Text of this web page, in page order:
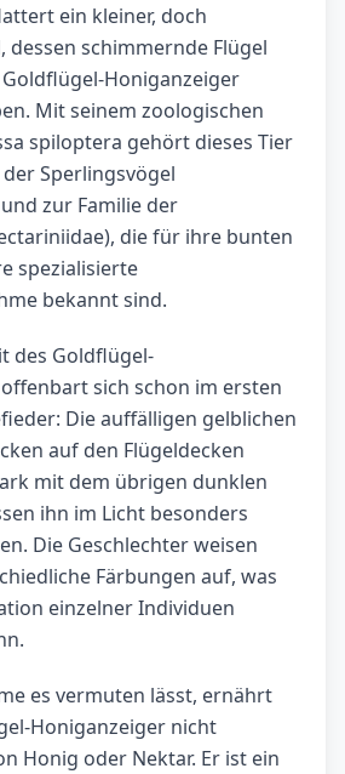
ein kleiner, doch
dessen schimmernde Flügel
Honiganzeiger
Mit seinem zoologischen
spiloptera gehört dieses Tier
Sperlingsvögel
zur Familie der
die für ihre bunten
spezialisierte
bekannt sind.
des Goldflügel-
sich schon im ersten
Die auffälligen gelblichen
auf den Flügeldecken
mit dem übrigen dunklen
ihn im Licht besonders
Die Geschlechter weisen
Färbungen auf, was
einzelner Individuen
es vermuten lässt, ernährt
Honiganzeiger nicht
Honig oder Nektar. Er ist ein